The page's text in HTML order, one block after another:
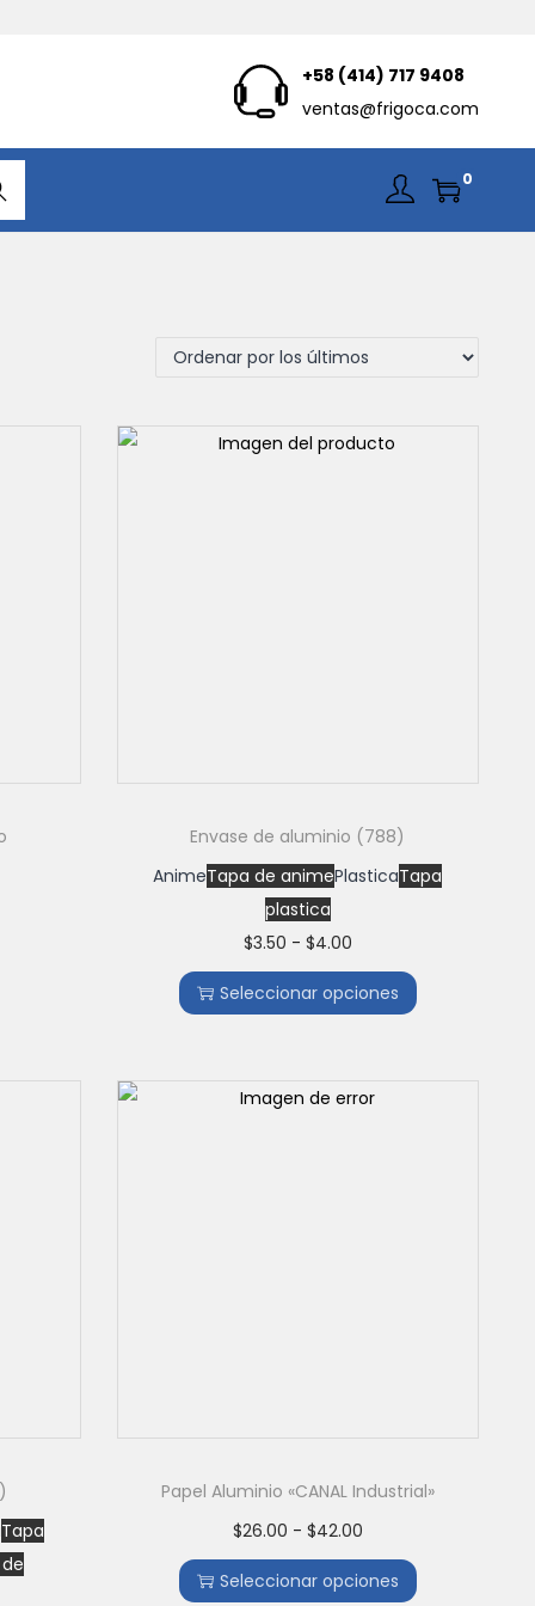
+58 (414) 717 9408
ventas@frigoca.com
0
Envase de aluminio (788)
AnimeTapa de animePlasticaTapa
plastica
$3.50 - $4.00
Seleccionar opciones
Tapa
Papel Aluminio «CANAL Industrial»
$26.00 - $42.00
Seleccionar opciones